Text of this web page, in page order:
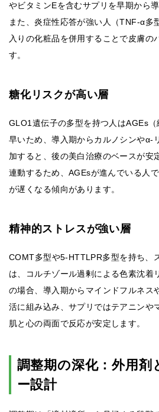
やビタミンEを含むサプリを早期から
また、炎症性応答が強い人（TNF-α多
入りの化粧品を併用することで皮膚の
す。
糖化リスクが高い層
GLO1遺伝子の多型を持つ人はAGEs
早いため、導入期からカルノシンやα-
加すると、後の美白治療のベースが安
連動するため、AGEsが進んでいる人
が遅くなる傾向があります。
精神的ストレスが強い層
COMT多型や5-HTTLPR多型を持ち、
は、コルチゾール過剰による色素沈着
の場合、導入期からマインドフルネス
活に組み込み、サプリではテアニンや
肌と心の両面で反応が安定します。
調整期の深化：外用剤
ー設計